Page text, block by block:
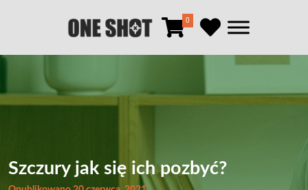
0
Szczury jak się ich pozbyć?